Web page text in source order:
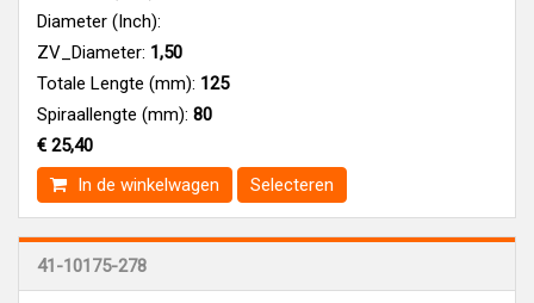
Diameter (Inch):
ZV_Diameter: 1,50
Totale Lengte (mm): 125
Spiraallengte (mm): 80
€ 25,40
In de winkelwagen
Selecteren
41-10175-278